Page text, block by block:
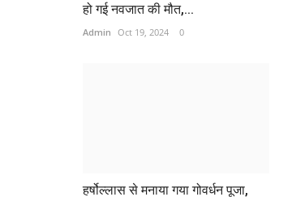
हो गई नवजात की मौत,...
Admin Oct 19, 2024 0
हर्षोल्लास से मनाया गया गोवर्धन पूजा,